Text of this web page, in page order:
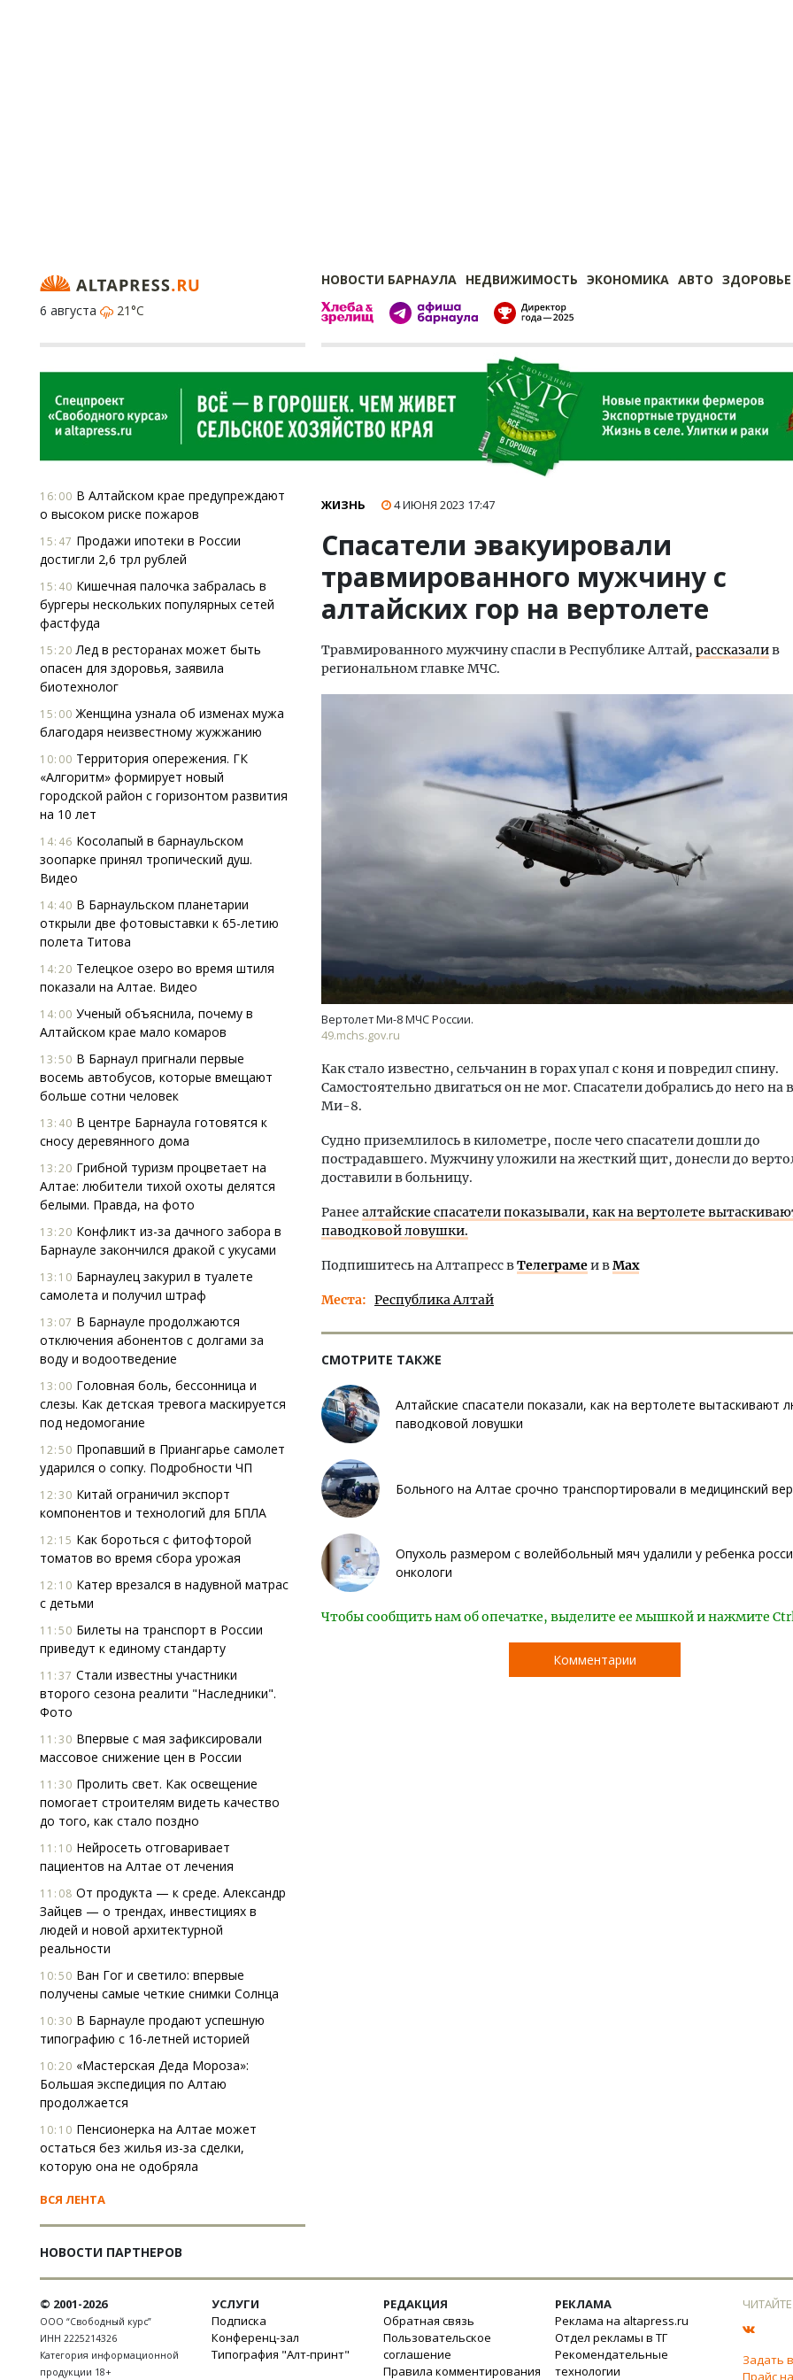
НОВОСТИ БАРНАУЛА НЕДВИЖИМОСТЬ ЭКОНОМИКА АВТО ЗДОРОВЬЕ
6 августа
21°C
16:00 В Алтайском крае предупреждают
о высоком риске пожаров
15:47 Продажи ипотеки в России
достигли 2,6 трл рублей
15:40 Кишечная палочка забралась в
бургеры нескольких популярных сетей
фастфуда
15:20 Лед в ресторанах может быть
опасен для здоровья, заявила
биотехнолог
15:00 Женщина узнала об изменах мужа
благодаря неизвестному жужжанию
10:00 Территория опережения. ГК
«Алгоритм» формирует новый
городской район с горизонтом развития
на 10 лет
14:46 Косолапый в барнаульском
зоопарке принял тропический душ.
Видео
14:40 В Барнаульском планетарии
открыли две фотовыставки к 65-летию
полета Титова
14:20 Телецкое озеро во время штиля
показали на Алтае. Видео
14:00 Ученый объяснила, почему в
Алтайском крае мало комаров
13:50 В Барнаул пригнали первые
восемь автобусов, которые вмещают
больше сотни человек
13:40 В центре Барнаула готовятся к
сносу деревянного дома
13:20 Грибной туризм процветает на
Алтае: любители тихой охоты делятся
белыми. Правда, на фото
13:20 Конфликт из-за дачного забора в
Барнауле закончился дракой с укусами
13:10 Барнаулец закурил в туалете
самолета и получил штраф
13:07 В Барнауле продолжаются
отключения абонентов с долгами за
воду и водоотведение
13:00 Головная боль, бессонница и
слезы. Как детская тревога маскируется
под недомогание
12:50 Пропавший в Приангарье самолет
ударился о сопку. Подробности ЧП
12:30 Китай ограничил экспорт
компонентов и технологий для БПЛА
12:15 Как бороться с фитофторой
томатов во время сбора урожая
12:10 Катер врезался в надувной матрас
с детьми
11:50 Билеты на транспорт в России
приведут к единому стандарту
11:37 Стали известны участники
второго сезона реалити "Наследники".
Фото
11:30 Впервые с мая зафиксировали
массовое снижение цен в России
11:30 Пролить свет. Как освещение
помогает строи­телям видеть качество
до того, как стало поздно
11:10 Нейросеть отговаривает
пациентов на Алтае от лечения
11:08 От продукта — к среде. Александр
Зайцев — о трендах, инвестициях в
людей и новой архитектурной
реальности
10:50 Ван Гог и светило: впервые
получены самые четкие снимки Солнца
10:30 В Барнауле продают успешную
типографию с 16-летней историей
10:20 «Мастерская Деда Мороза»:
Большая экспедиция по Алтаю
продолжается
10:10 Пенсионерка на Алтае может
остаться без жилья из-за сделки,
которую она не одобряла
ВСЯ ЛЕНТА
НОВОСТИ ПАРТНЕРОВ
ЖИЗНЬ 4 ИЮНЯ 2023 17:47
Спасатели эвакуировали
травмированного мужчину с
алтайских гор на вертолете
Травмированного мужчину спасли в Республике Алтай, рассказалив
региональном главке МЧС.
Вертолет Ми-8 МЧС России.
49.mchs.gov.ru
Как стало известно, сельчанин в горах упал с коня и повредил спину.
Самостоятельно двигаться он не мог. Спасатели добрались до него на
Ми-8.
Судно приземлилось в километре, после чего спасатели дошли до
пострадавшего. Мужчину уложили на жесткий щит, донесли до
доставили в больницу.
Ранее алтайские спасатели показывали, как на вертолете
паводковой ловушки.
Подпишитесь на Алтапресс вТелеграмеи вMax
Места Республика Алтай
СМОТРИТЕ ТАКЖЕ
Алтайские спасатели показали, как на вертолете вытаскивают
паводковой ловушки
Больного на Алтае срочно транспортировали в медицинский
Опухоль размером с волейбольный мяч удалили у ребенка
онкологи
Чтобы сообщить нам об опечатке, выделите ее мышкой и нажмите
Комментарии
Архитектурный код начинается с
земли. Мощение крупноформатными
плитами становится новым
стандартом благоустройства
СТРОИТЕЛЬСТВО
Смелость архитектурных идей.
Генеральный директор компании
ЗИАС — об эстетике городов,
трендах в фасадах и развитии рынка
СТРОИТЕЛЬСТВО
Двухуровневые номера и
Каким будет новый
«Белкур» в Белокурихе
© 2001-2026
ООО “Свободный курс”
ИНН 2225214326
Категория информационной
продукции 18+
УСЛУГИ
Подписка
Конференц-зал
Типография "Алт-принт"
РЕДАКЦИЯ
Обратная связь
Пользовательское
соглашение
Правила комментирования
РЕКЛАМА
Реклама на altapress.ru
Отдел рекламы в ТГ
Рекомендательные
технологии
Задать
Прайс